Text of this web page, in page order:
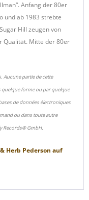
Anfang der 80er
und ab 1983 strebte
Hill zeugen von
Qualität. Mitte der 80er
Aucune partie de cette
forme ou par quelque
de données électroniques
ou dans toute autre
Records® GmbH.
Herb Pederson auf